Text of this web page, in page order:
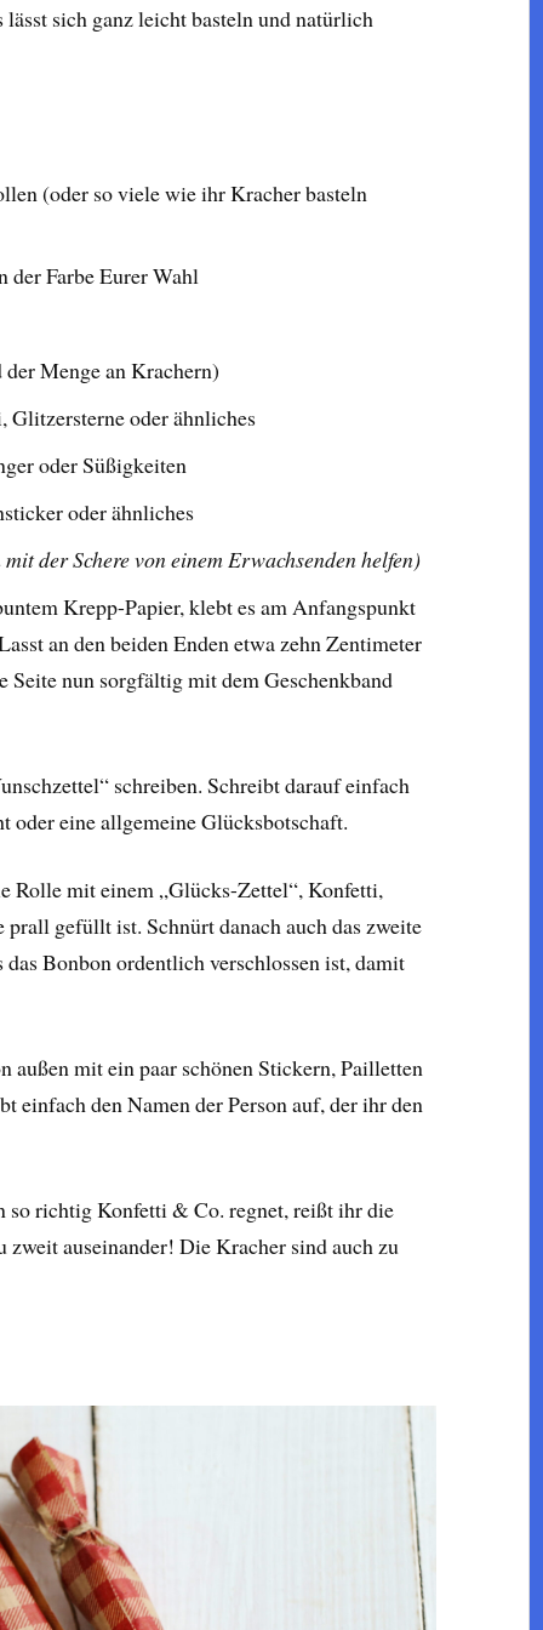
sich ganz leicht basteln und natürlich
(oder so viele wie ihr Kracher basteln
der Farbe Eurer Wahl
Menge an Krachern)
Glitzersterne oder ähnliches
oder Süßigkeiten
oder ähnliches
der Schere von einem Erwachsenden helfen)
Krepp-Papier, klebt es am Anfangspunkt
an den beiden Enden etwa zehn Zentimeter
Seite nun sorgfältig mit dem Geschenkband
schreiben. Schreibt darauf einfach
oder eine allgemeine Glücksbotschaft.
Rolle mit einem „Glücks-Zettel“, Konfetti,
gefüllt ist. Schnürt danach auch das zweite
Bonbon ordentlich verschlossen ist, damit
außen mit ein paar schönen Stickern, Pailletten
einfach den Namen der Person auf, der ihr den
richtig Konfetti & Co. regnet, reißt ihr die
zweit auseinander! Die Kracher sind auch zu